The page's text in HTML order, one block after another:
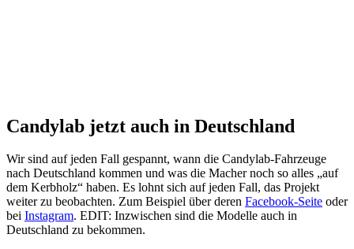
Candylab jetzt auch in Deutschland
Wir sind auf jeden Fall gespannt, wann die Candylab-Fahrzeuge
nach Deutschland kommen und was die Macher noch so alles „auf
dem Kerbholz“ haben. Es lohnt sich auf jeden Fall, das Projekt
weiter zu beobachten. Zum Beispiel über deren Facebook-Seite oder
bei Instagram. EDIT: Inzwischen sind die Modelle auch in
Deutschland zu bekommen.